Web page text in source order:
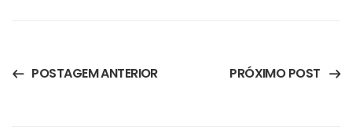
POSTAGEM ANTERIOR PRÓXIMO POST